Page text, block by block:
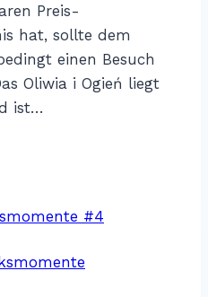
Preis-
hat, sollte dem
einen Besuch
Oliwia i Ogień liegt
ist…